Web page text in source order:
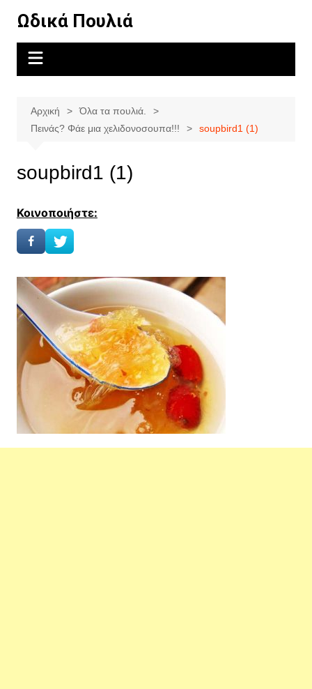
περιεχόμενο
Ωδικά Πουλιά
Αρχική
Όλα τα πουλιά.
Πεινάς? Φάε μια χελιδονοσουπα!!!
soupbird1 (1)
soupbird1 (1)
Κοινοποιήστε: